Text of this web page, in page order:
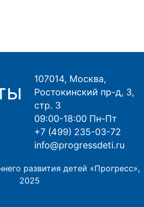
107014, Москва,
Ростокинский пр-д, 3,
стр. 3
09:00-18:00 Пн-Пт
+7 (499) 235-03-72
info@progressdeti.ru
развития детей «Прогресс»,
2025